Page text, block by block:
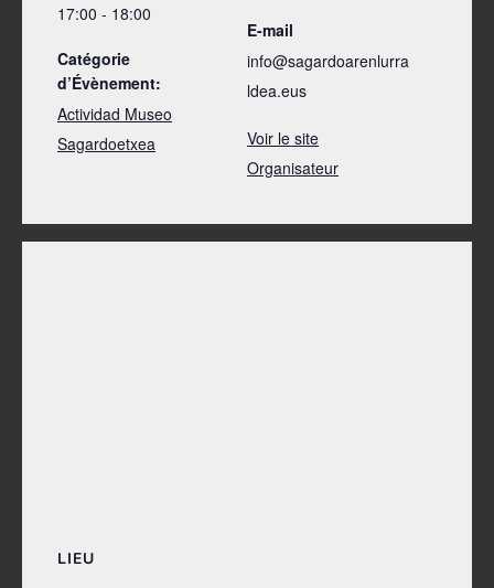
17:00 - 18:00
Catégorie
d’Évènement:
Actividad Museo
Sagardoetxea
E-mail
info@sagardoarenlurra
ldea.eus
Voir le site
Organisateur
LIEU